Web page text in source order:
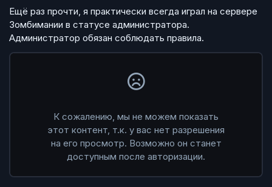
Ещё раз прочти, я практически всегда играл на сервере
Зомбимании в статусе администратора.
Администратор обязан соблюдать правила.